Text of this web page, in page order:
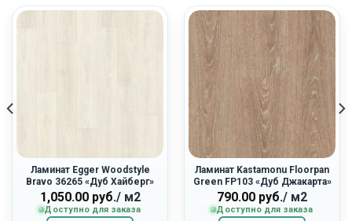
Ламинат Egger Woodstyle
Bravo 36265 «Дуб Хайберг»
1,050.00руб./ м2
Доступно для заказа
Ламинат Kastamonu Floorpan
Green FP103 «Дуб Джакарта»
790.00 руб./ м2
Доступно для заказа